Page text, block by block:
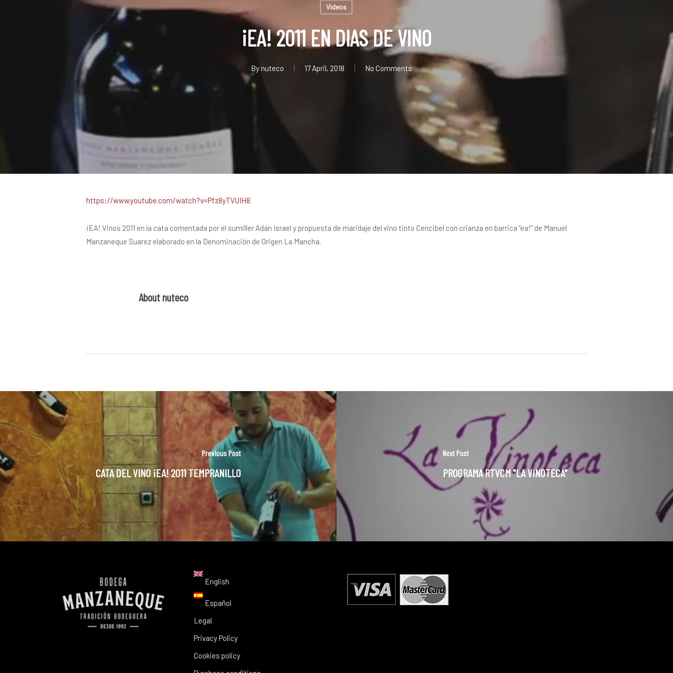
Videos
¡EA! 2011 EN DIAS DE VINO
Bynuteco 17 April, 2018 No Comments
https://www.youtube.com/watch?v=Pfz8yTVUIH8
¡EA! Vinos 2011 en la cata comentada por el sumiller Adán Israel y propuesta de maridaje del vino tinto Cencibel con crianza en barrica “ea!” de Manuel
Manzaneque Suarez elaborado en la Denominación de Origen La Mancha.
Aboutnuteco
Previous Post
CATA DEL VINO ¡EA! 2011 TEMPRANILLO
Next Post
PROGRAMA RTVCM "LA VINOTECA"
English
Español
Legal
Privacy Policy
Cookies policy